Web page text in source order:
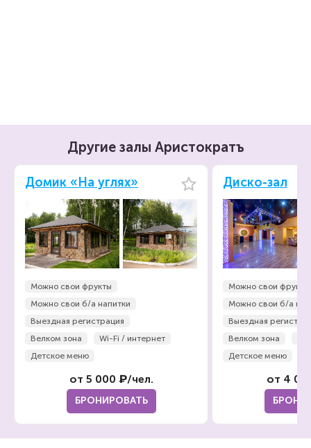
Другие залы Аристократъ
Домик «На углях»
Можно свои фрукты
Можно свои б/а напитки
Выездная регистрация
Велком зона
Wi-Fi / интернет
Детское меню
от 5 000 ₽/чел.
БРОНИРОВАТЬ
Диско-зал
Можно свои фрукты
Можно свои б/а
Выездная
Велком зона
Детское меню
от 4